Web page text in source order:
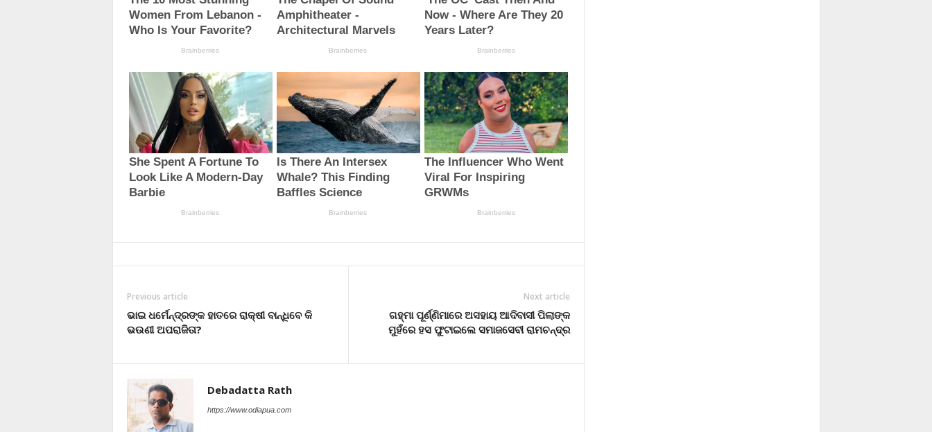
Previous article
ଭାଇ ଧର୍ମେନ୍ଦ୍ରଙ୍କ ହାତରେ ରାକ୍ଷୀ ବାନ୍ଧିବେ କି
ଭଉଣୀ ଅପରାଜିତା?
Next article
ଗହ୍ମା ପୂର୍ଣ୍ଣିମାରେ ଅସହାୟ ଆଦିବାସୀ ପିଲାଙ୍କ
ମୁହଁରେ ହସ ଫୁଟାଇଲେ ସମାଜସେବୀ ରାମଚନ୍ଦ୍ର
Debadatta Rath
https://www.odiapua.com